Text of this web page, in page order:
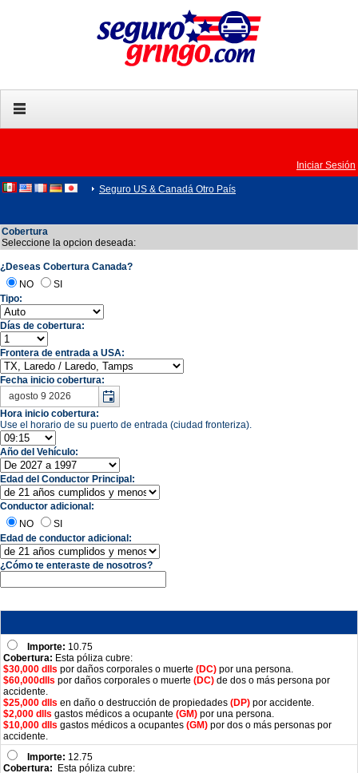
Iniciar Sesión
Seguro US & Canadá Otro País
Cobertura
Seleccione la opcion deseada:
¿Deseas Cobertura Canada?
NO
SI
Tipo:
Días de cobertura:
Frontera de entrada a USA:
Fecha inicio cobertura:
Hora inicio cobertura:
Use el horario de su puerto de entrada (ciudad fronteriza).
Año del Vehículo:
Edad del Conductor Principal:
Conductor adicional:
NO
SI
Edad de conductor adicional:
¿Cómo te enteraste de nosotros?
Importe: 10.75
Cobertura: Esta póliza cubre:
$30,000 dlls por daños corporales o muerte (DC) por una persona.
$60,000dlls por daños corporales o muerte (DC) de dos o más persona por
accidente.
$25,000 dlls en daño o destrucción de propiedades (DP) por accidente.
$2,000 dlls gastos médicos a ocupante (GM) por una persona.
$10,000 dlls gastos médicos a ocupantes (GM) por dos o más personas por
accidente.
Importe: 12.75
Cobertura: Esta póliza cubre: